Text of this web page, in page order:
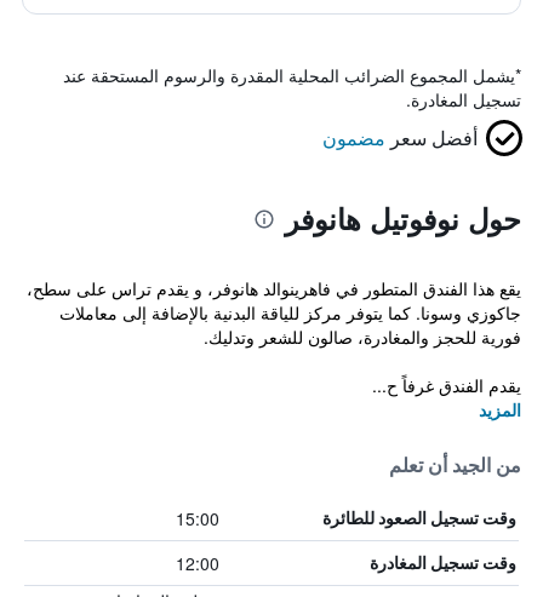
*يشمل المجموع الضرائب المحلية المقدرة والرسوم المستحقة عند
تسجيل المغادرة.
أفضل سعر مضمون
حول نوفوتيل هانوفر
يقع هذا الفندق المتطور في فاهرينوالد هانوفر، و يقدم تراس على سطح،
جاكوزي وسونا. كما يتوفر مركز للياقة البدنية بالإضافة إلى معاملات
فورية للحجز والمغادرة، صالون للشعر وتدليك.
يقدم الفندق غرفاً ح...
المزيد
من الجيد أن تعلم
وقت تسجيل الصعود للطائرة 15:00
وقت تسجيل المغادرة 12:00